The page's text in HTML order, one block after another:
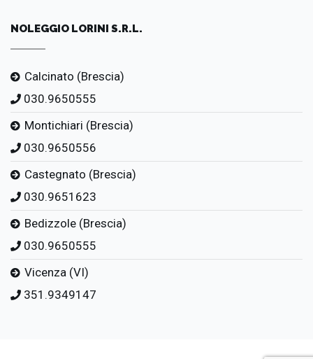
NOLEGGIO LORINI S.R.L.
Calcinato (Brescia)
030.9650555
Montichiari (Brescia)
030.9650556
Castegnato (Brescia)
030.9651623
Bedizzole (Brescia)
030.9650555
Vicenza (VI)
351.9349147